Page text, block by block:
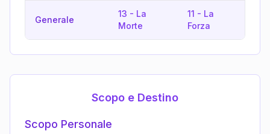
Generale
13 - La
Morte
11 - La
Forza
Scopo e Destino
Scopo Personale